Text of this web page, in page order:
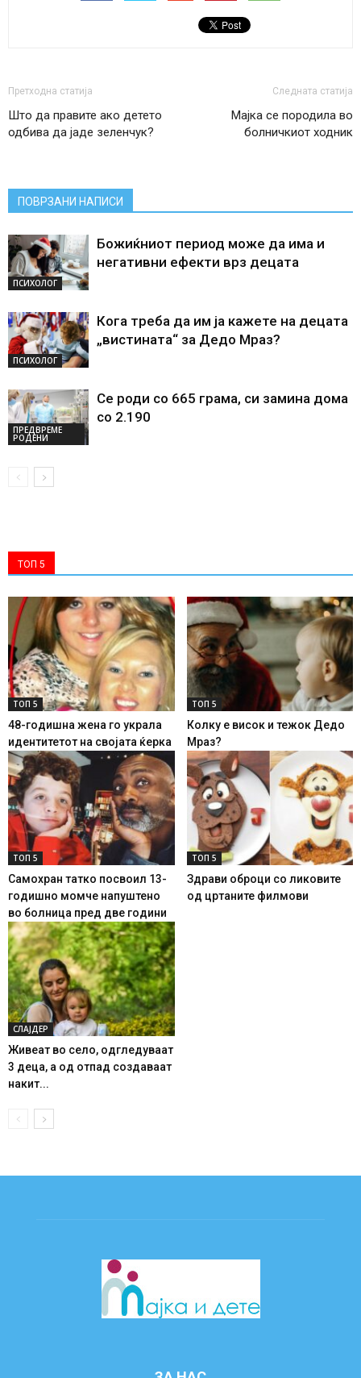
Претходна статија
Што да правите ако детето
одбива да јаде зеленчук?
Следната статија
Мајка се породила во
болничкиот ходник
ПОВРЗАНИ НАПИСИ
ПСИХОЛОГ
Божиќниот период може да има и
негативни ефекти врз децата
ПСИХОЛОГ
Кога треба да им ја кажете на децата
„вистината“ за Дедо Мраз?
ПРЕДВРЕМЕ
РОДЕНИ
Се роди со 665 грама, си замина дома
со 2.190
ТОП 5
ТОП 5
48-годишна жена го украла
идентитетот на својата ќерка
ТОП 5
Колку е висок и тежок Дедо
Мраз?
ТОП 5
Самохран татко посвоил 13-
годишно момче напуштено
во болница пред две години
ТОП 5
Здрави оброци со ликовите
од цртаните филмови
СЛАЈДЕР
Живеат во село, одгледуваат
3 деца, а од отпад создаваат
накит...